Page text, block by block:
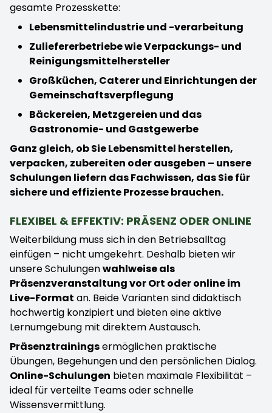
gesamte Prozesskette:
Lebensmittelindustrie und -verarbeitung
Zuliefererbetriebe wie Verpackungs- und
Reinigungsmittelhersteller
Großküchen, Caterer und Einrichtungen der
Gemeinschaftsverpflegung
Bäckereien, Metzgereien und das
Gastronomie- und Gastgewerbe
Ganz gleich, ob Sie Lebensmittel herstellen,
verpacken, zubereiten oder ausgeben – unsere
Schulungen liefern das Fachwissen, das Sie für
sichere und effiziente Prozesse brauchen.
FLEXIBEL & EFFEKTIV: PRÄSENZ ODER ONLINE
Weiterbildung muss sich in den Betriebsalltag
einfügen – nicht umgekehrt. Deshalb bieten wir
unsere Schulungenwahlweise als
Präsenzveranstaltung vor Ort oder online im
Live-Format an. Beide Varianten sind didaktisch
hochwertig konzipiert und bieten eine aktive
Lernumgebung mit direktem Austausch.
Präsenztrainingsermöglichen praktische
Übungen, Begehungen und den persönlichen Dialog.
Online-Schulungen bieten maximale Flexibilität –
ideal für verteilte Teams oder schnelle
Wissensvermittlung.